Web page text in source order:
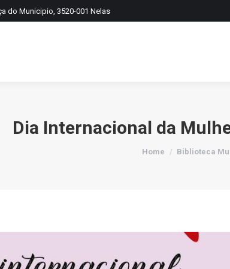
do Municipio, 3520-001 Nelas
Dia Internacional da
You are here:
Home Biblioteca